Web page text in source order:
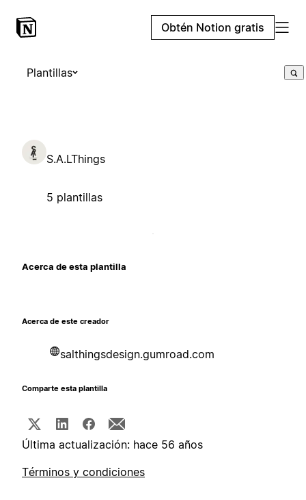
Obtén Notion gratis
Plantillas
S.A.LThings
5 plantillas
Acerca de esta plantilla
Acerca de este creador
salthingsdesign.gumroad.com
Comparte esta plantilla
Última actualización: hace 56 años
Términos y condiciones